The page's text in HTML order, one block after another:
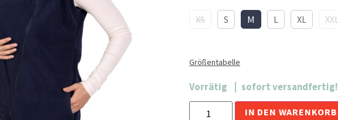
XS S M L XL XXL
Größentabelle
Vorrätig sofort versandfertig!
IN DEN WARENKORB